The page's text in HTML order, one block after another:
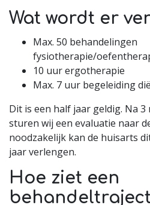
Wat wordt er
Max. 50 behandelingen
fysiotherapie/
10 uur ergotherapie
Max. 7 uur begeleiding
Dit is een half jaar geldig. Na
sturen wij een evaluatie naar
noodzakelijk kan de huisarts
jaar verlengen.
Hoe ziet een